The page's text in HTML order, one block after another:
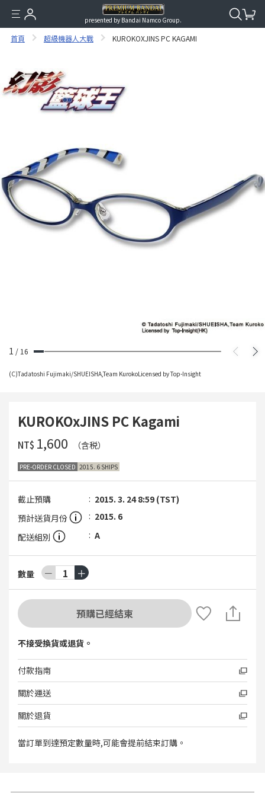
presented by Bandai Namco Group.
首頁 超級機器人大戰 KUROKOXJINS PC KAGAMI
1 / 16
(C)Tadatoshi Fujimaki/SHUEISHA,Team KurokoLicensed by Top-Insight
KUROKOxJINS PC Kagami
NT$ ‌1,600 （含税）
PRE-ORDER CLOSED 2015. 6 SHIPS
截止預購
2015. 3. 24 8:59 (TST)
預計送貨月份
2015. 6
配送組別
A
數量 － 1 ＋
預購已經結束
不接受換貨或退貨。
付款指南
關於運送
關於退貨
當訂單到達預定數量時,可能會提前結束訂購。